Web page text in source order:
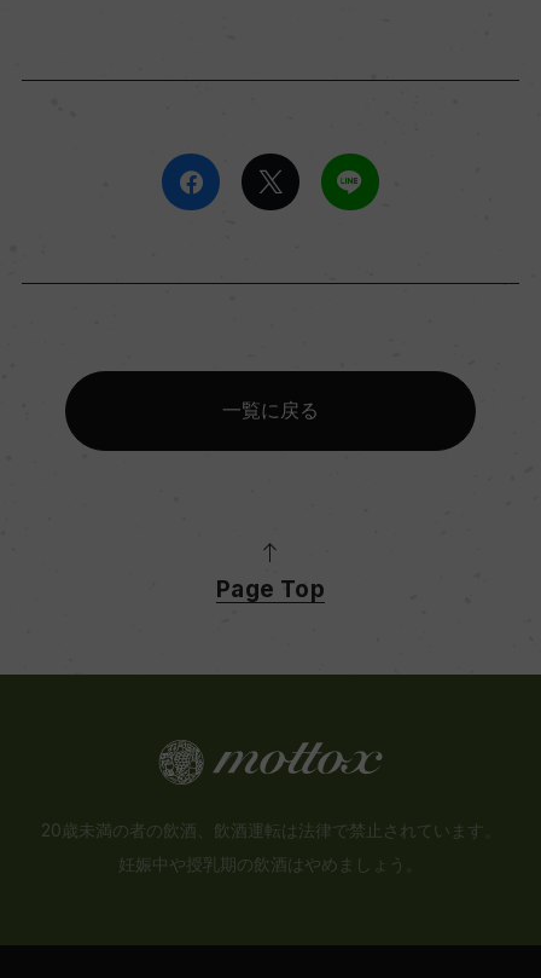
一覧に戻る
Page Top
20歳未満の者の飲酒、飲酒運転は法律で禁止されています。
妊娠中や授乳期の飲酒はやめましょう。